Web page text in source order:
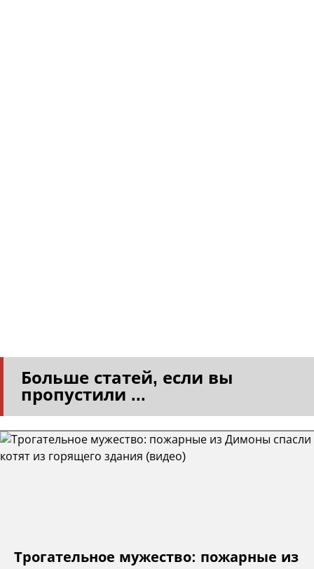
Больше статей, если вы
пропустили ...
Трогательное мужество: пожарные из